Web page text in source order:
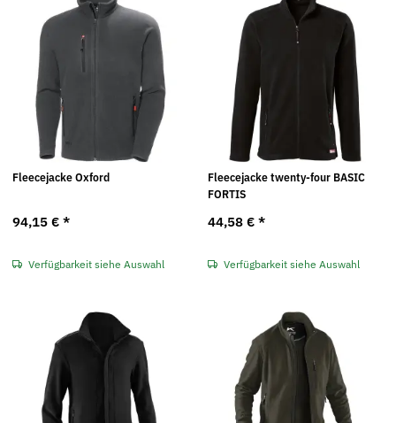
Fleecejacke Oxford
94,15 € *
Verfügbarkeit siehe Auswahl
Fleecejacke twenty-four BASIC
FORTIS
44,58 € *
Verfügbarkeit siehe Auswahl